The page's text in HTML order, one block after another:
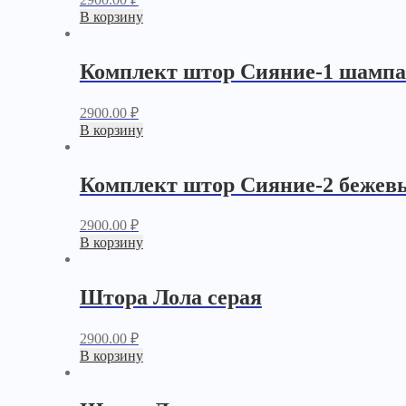
В корзину
Комплект штор Сияние-1
2900.00 ₽
В корзину
Комплект штор Сияние-2
2900.00 ₽
В корзину
Штора Лола серая
2900.00 ₽
В корзину